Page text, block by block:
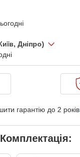
Дніпро)
гарантію до 2 років
Комплектація: